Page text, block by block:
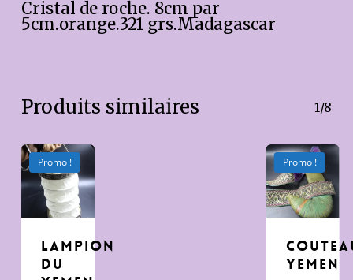
Cristal de roche. 8cm par
5cm.orange.321 grs.Madagascar
Produits similaires 1/8
Promo !
Lampion
du
Promo !
Yemen